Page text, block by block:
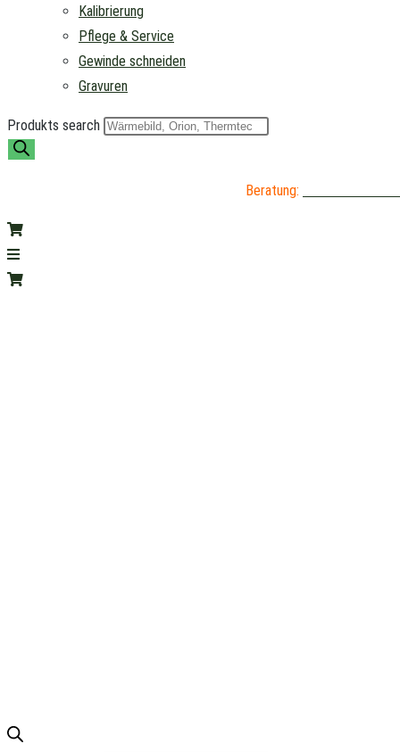
Kalibrierung
Pflege & Service
Gewinde schneiden
Gravuren
Produkts search
Beratung: